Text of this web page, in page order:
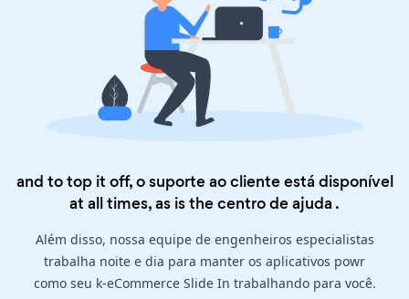
and to top it off, o suporte ao cliente está disponível
at all times, as is thecentro de ajuda .
Além disso, nossa equipe de engenheiros especialistas
trabalha noite e dia para manter os aplicativos powr
como seu k-eCommerce Slide In trabalhando para você.